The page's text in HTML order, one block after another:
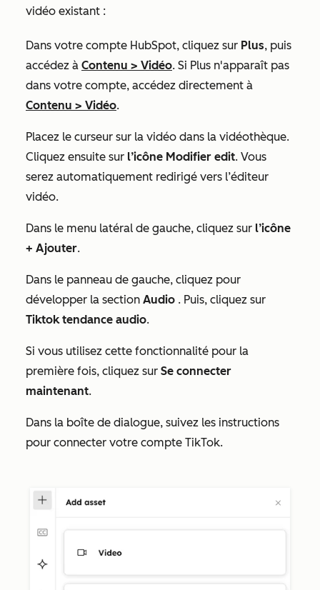
vidéo existant :
Dans votre compte HubSpot, cliquez sur Plus, puis
accédez à Contenu > Vidéo. Si Plus n'apparaît pas
dans votre compte, accédez directement à
Contenu > Vidéo.​
Placez le curseur sur la vidéo dans la vidéothèque.
Cliquez ensuite sur l’icône Modifier edit. Vous
serez automatiquement redirigé vers l’éditeur
vidéo.
Dans le menu latéral de gauche, cliquez sur l’icône
+ Ajouter.
Dans le panneau de gauche, cliquez pour
développer la section Audio . Puis, cliquez sur
Tiktok tendance audio.
Si vous utilisez cette fonctionnalité pour la
première fois, cliquez sur Se connecter
maintenant.
Dans la boîte de dialogue, suivez les instructions
pour connecter votre compte TikTok.